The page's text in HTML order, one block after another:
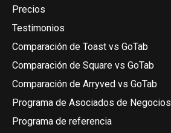
Precios
Testimonios
Comparación de Toast vs GoTab
Comparación de Square vs GoTab
Comparación de Arryved vs GoTab
Programa de Asociados de Negocios
Programa de referencia